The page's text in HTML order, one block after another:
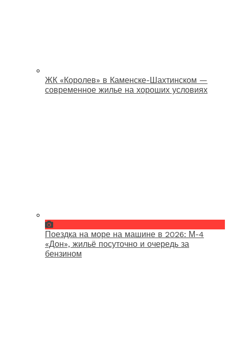
ЖК «Королев» в Каменске-Шахтинском —
современное жилье на хороших условиях
Поездка на море на машине в 2026: М-4
«Дон», жильё посуточно и очередь за
бензином